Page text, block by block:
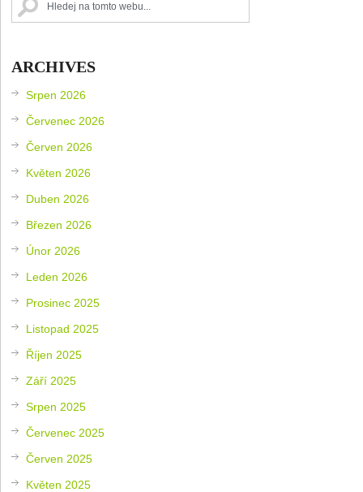
ARCHIVES
Srpen 2026
Červenec 2026
Červen 2026
Květen 2026
Duben 2026
Březen 2026
Únor 2026
Leden 2026
Prosinec 2025
Listopad 2025
Říjen 2025
Září 2025
Srpen 2025
Červenec 2025
Červen 2025
Květen 2025